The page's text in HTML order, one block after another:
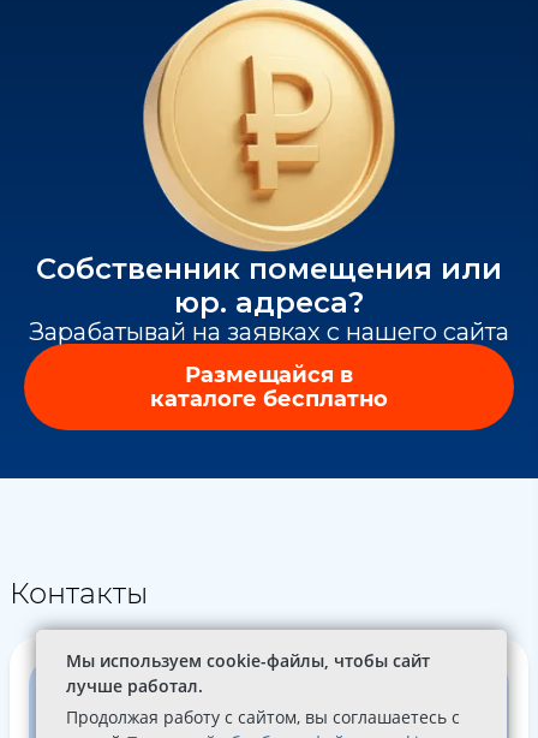
Собственник помещения или
юр. адреса?
Зарабатывай на заявках с нашего сайта
Размещайся в
каталоге бесплатно
Контакты
Мы используем cookie-файлы, чтобы сайт
лучше работал.
Продолжая работу с сайтом, вы соглашаетесь с